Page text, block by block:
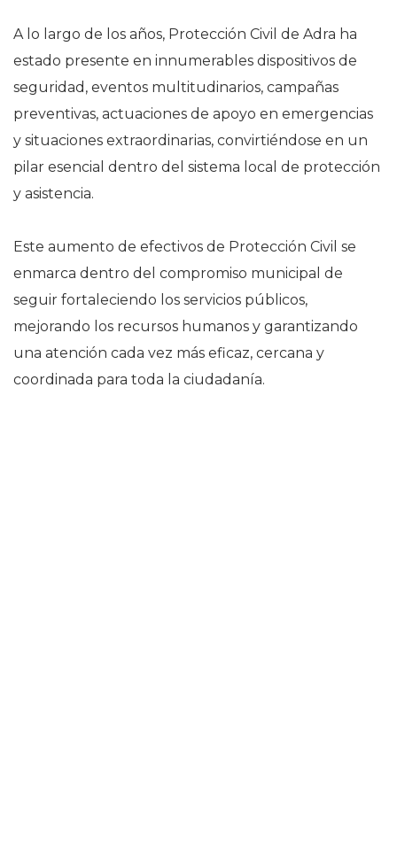
A lo largo de los años, Protección Civil de Adra ha
estado presente en innumerables dispositivos de
seguridad, eventos multitudinarios, campañas
preventivas, actuaciones de apoyo en emergencias
y situaciones extraordinarias, convirtiéndose en un
pilar esencial dentro del sistema local de protección
y asistencia.
Este aumento de efectivos de Protección Civil se
enmarca dentro del compromiso municipal de
seguir fortaleciendo los servicios públicos,
mejorando los recursos humanos y garantizando
una atención cada vez más eficaz, cercana y
coordinada para toda la ciudadanía.